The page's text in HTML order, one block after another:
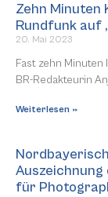
Zehn Minuten
Rundfunk auf
20. Mai 2023
Fast zehn Minuten
BR-Redakteurin
Weiterlesen »
für